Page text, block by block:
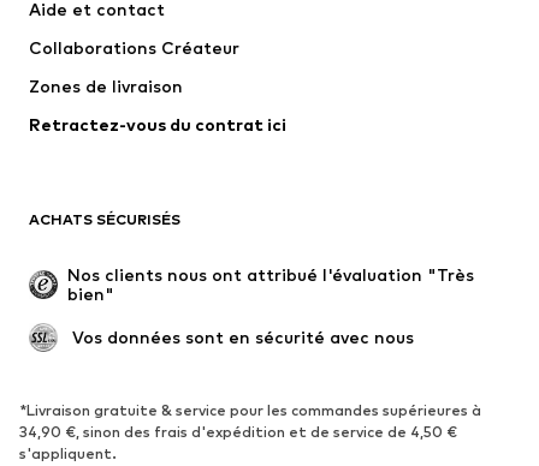
Lingerie
Manteaux
Jupes
Occasions spéciales
Exclusif
Remise à neuf
Nouveautés
Tendance
Baskets
Bottines
Aide et contact
Collaborations Créateur
Zones de livraison
Retractez-vous du contrat ici
ACHATS SÉCURISÉS
Nos clients nous ont attribué l'évaluation "Très
bien"
Vos données sont en sécurité avec nous
*Livraison gratuite & service pour les commandes supérieures à
34,90 €, sinon des frais d'expédition et de service de 4,50 €
s'appliquent.